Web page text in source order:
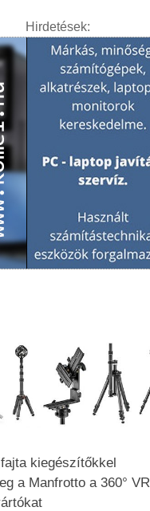
Hirdetések:
kiegészítőkkel
a Manfrotto a 360° VR